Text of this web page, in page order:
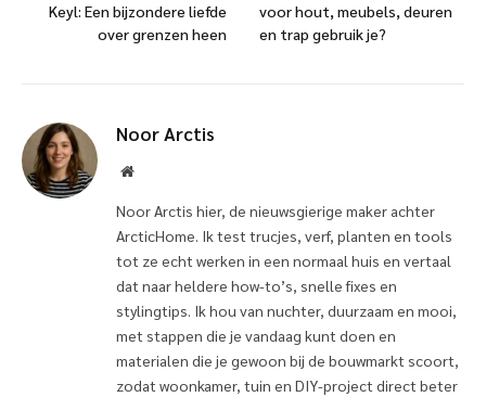
Keyl: Een bijzondere liefde
over grenzen heen
voor hout, meubels, deuren
en trap gebruik je?
Noor Arctis
Website
Noor Arctis hier, de nieuwsgierige maker achter
ArcticHome. Ik test trucjes, verf, planten en tools
tot ze echt werken in een normaal huis en vertaal
dat naar heldere how-to’s, snelle fixes en
stylingtips. Ik hou van nuchter, duurzaam en mooi,
met stappen die je vandaag kunt doen en
materialen die je gewoon bij de bouwmarkt scoort,
zodat woonkamer, tuin en DIY-project direct beter